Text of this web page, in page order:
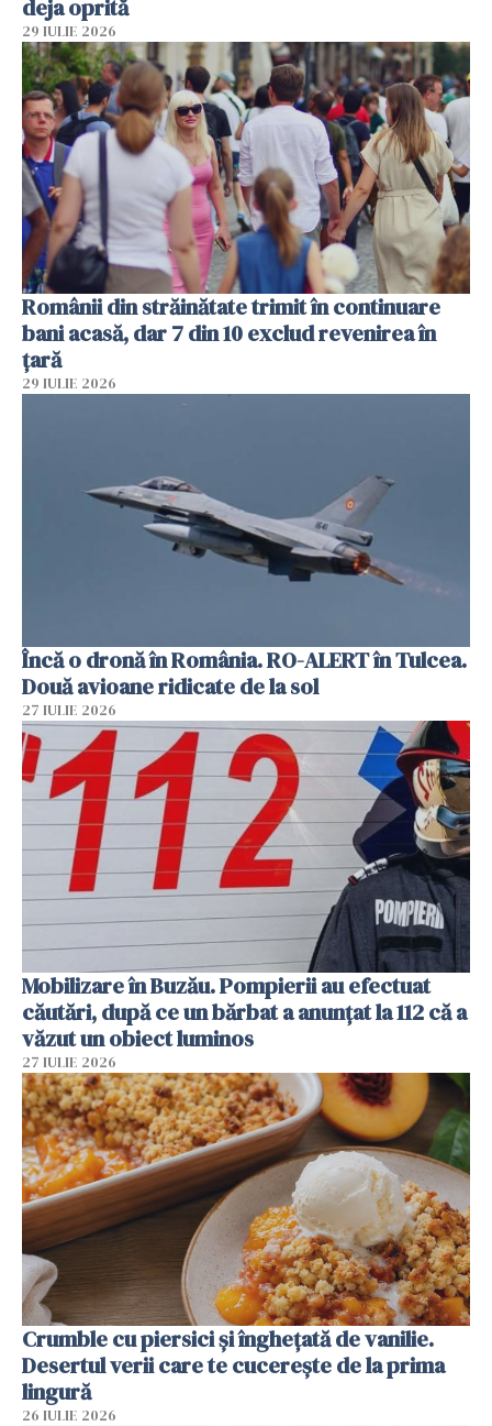
deja oprită
29 IULIE 2026
Românii din străinătate trimit în continuare
bani acasă, dar 7 din 10 exclud revenirea în
țară
29 IULIE 2026
Încă o dronă în România. RO-ALERT în Tulcea.
Două avioane ridicate de la sol
27 IULIE 2026
Mobilizare în Buzău. Pompierii au efectuat
căutări, după ce un bărbat a anunțat la 112 că a
văzut un obiect luminos
27 IULIE 2026
Crumble cu piersici și înghețată de vanilie.
Desertul verii care te cucerește de la prima
lingură
26 IULIE 2026